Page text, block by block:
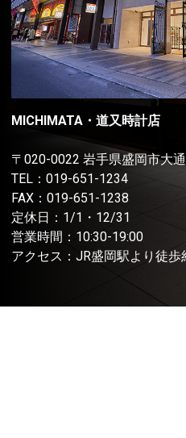
MICHIMATA・道又時計店
〒020-0022 岩手県盛岡市大
TEL： 019-651-1234
FAX：019-651-1238
定休日：1/1・12/31
営業時間：10:30-19:00
アクセス：JR盛岡駅より徒歩